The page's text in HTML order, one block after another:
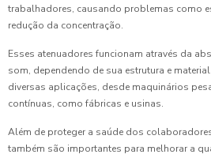
trabalhadores, causando problemas como
redução da concentração.
Esses atenuadores funcionam através da
som, dependendo de sua estrutura e
diversas aplicações, desde maquinários
contínuas, como fábricas e usinas.
Além de proteger a saúde dos
também são importantes para melhorar a